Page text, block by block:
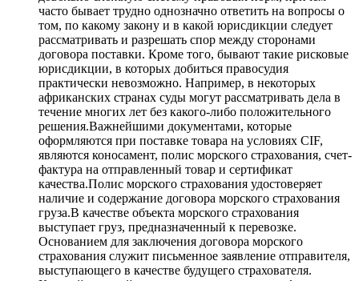
часто бывает трудно однозначно ответить на вопросы о
том, по какому закону и в какой юрисдикции следует
рассматривать и разрешать спор между сторонами
договора поставки. Кроме того, бывают такие рисковые
юрисдикции, в которых добиться правосудия
практически невозможно. Например, в некоторых
африканских странах суды могут рассматривать дела в
течение многих лет без какого-либо положительного
решения.Важнейшими документами, которые
оформляются при поставке товара на условиях CIF,
являются коносамент, полис морского страхования, счет-
фактура на отправленный товар и сертификат
качества.Полис морского страхования удостоверяет
наличие и содержание договора морского страхования
груза.В качестве объекта морского страхования
выступает груз, предназначенный к перевозке.
Основанием для заключения договора морского
страхования служит письменное заявление отправителя,
выступающего в качестве будущего страхователя.